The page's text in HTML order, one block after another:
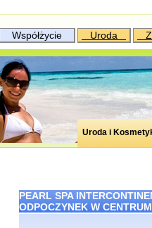
Współżycie Uroda
Uroda i
PEARL SPA
ODPOCZYNEK W